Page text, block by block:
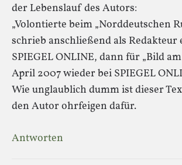
der Lebenslauf des Autors:
„Volontierte beim „Norddeutschen
schrieb anschließend als Redakteur
SPIEGEL ONLINE, dann für „Bild
April 2007 wieder bei SPIEGEL
Wie unglaublich dumm ist dieser
den Autor ohrfeigen dafür.
Antworten